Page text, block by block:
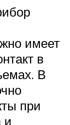
имеет
в
В
при
и